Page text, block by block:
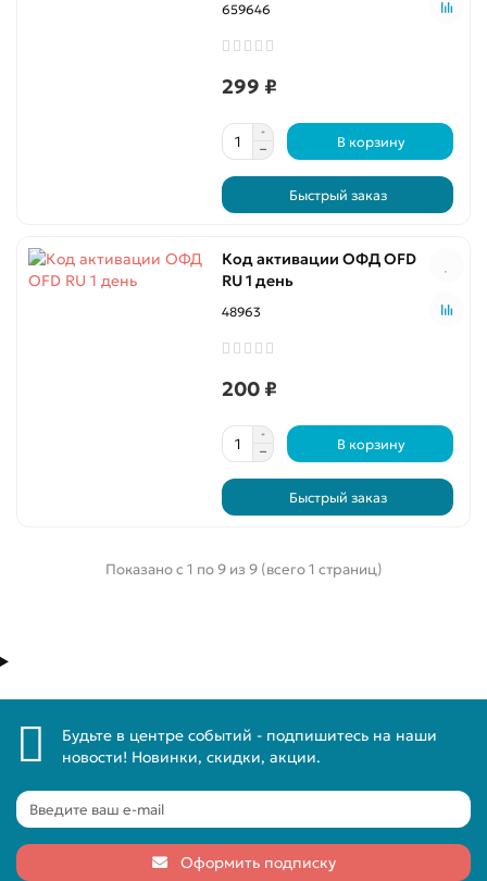
659646
299 ₽
В корзину
Быстрый заказ
Код активации ОФД OFD
RU 1 день
48963
200 ₽
В корзину
Быстрый заказ
Показано с 1 по 9 из 9 (всего 1 страниц)
Будьте в центре событий - подпишитесь на наши
новости! Новинки, скидки, акции.
Оформить подписку